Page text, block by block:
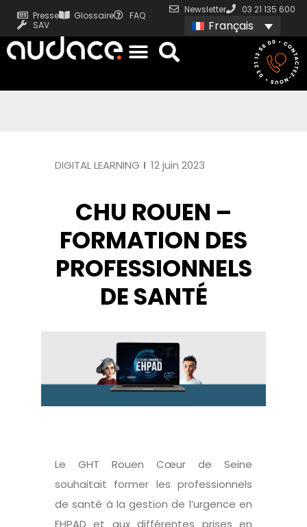
Presse Glossaire
FAQ
SAV
Newsletter 03 21 135 600
Français
DIGITAL LEARNING 12 juin 2023
CHU ROUEN –
FORMATION DES
PROFESSIONNELS
DE SANTÉ
Le GHT Rouen Cœur de Seine
souhaitait former les professionnels
de santé à la gestion de l’urgence en